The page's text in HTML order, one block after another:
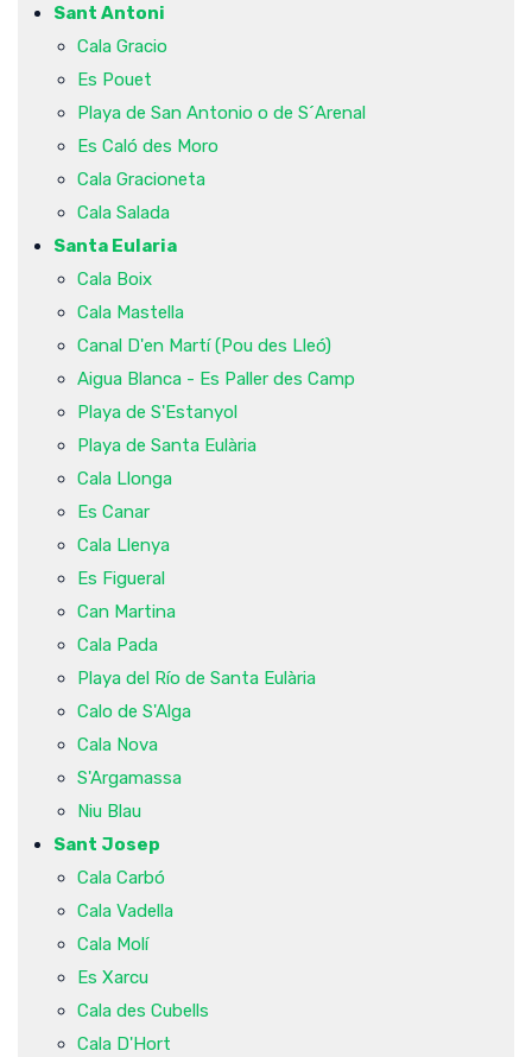
Sant Antoni
Cala Gracio
Es Pouet
Playa de San Antonio o de S´Arenal
Es Caló des Moro
Cala Gracioneta
Cala Salada
Santa Eularia
Cala Boix
Cala Mastella
Canal D'en Martí (Pou des Lleó)
Aigua Blanca - Es Paller des Camp
Playa de S'Estanyol
Playa de Santa Eulària
Cala Llonga
Es Canar
Cala Llenya
Es Figueral
Can Martina
Cala Pada
Playa del Río de Santa Eulària
Calo de S'Alga
Cala Nova
S'Argamassa
Niu Blau
Sant Josep
Cala Carbó
Cala Vadella
Cala Molí
Es Xarcu
Cala des Cubells
Cala D'Hort